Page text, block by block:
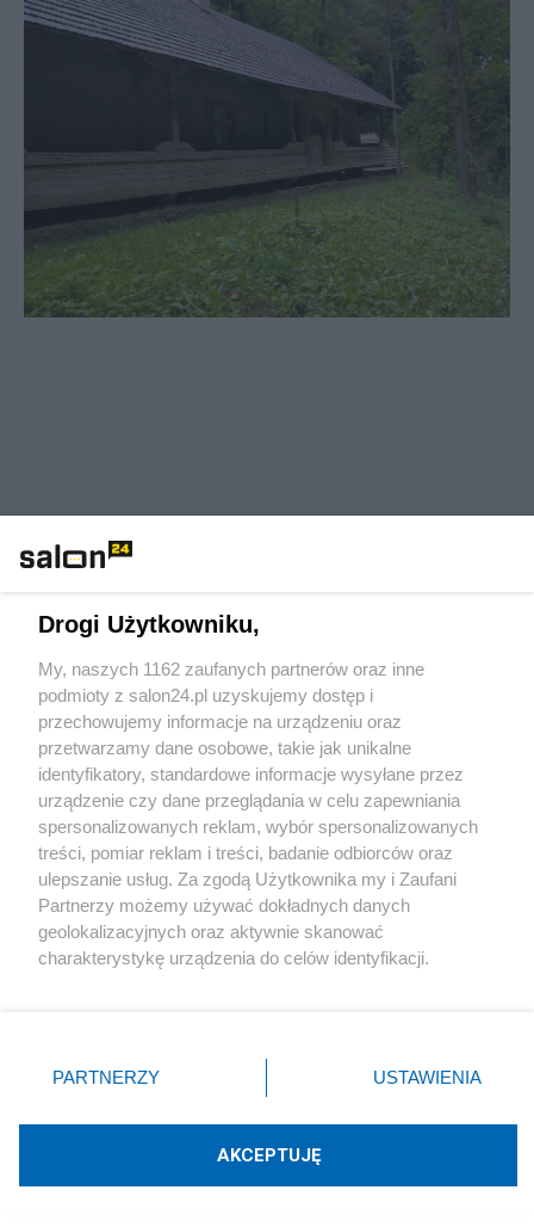
Autor: NIE dla unii polsko-ukraińskiej
Udostępnij Lubię to!
Obserwuj notkę
O mnie
NIE dla unii polsko-ukraińskiej
polsko-ukraińskie. Jestem miłośnikiem kresów
wschodnich, ale sprzeciwiam się polityce opartej na
sentymentach i myśleniu życzeniowym. Bloga założyłem
początkowo na fb w maju 2022 roku, w reakcji na
pojawiające się propozycje utworzenia "Unii Polsko-
Drogi Użytkowniku,
My, naszych 1162 zaufanych partnerów oraz inne
podmioty z salon24.pl uzyskujemy dostęp i
przechowujemy informacje na urządzeniu oraz
przetwarzamy dane osobowe, takie jak unikalne
identyfikatory, standardowe informacje wysyłane przez
urządzenie czy dane przeglądania w celu zapewniania
spersonalizowanych reklam, wybór spersonalizowanych
treści, pomiar reklam i treści, badanie odbiorców oraz
ulepszanie usług. Za zgodą Użytkownika my i Zaufani
Partnerzy możemy używać dokładnych danych
geolokalizacyjnych oraz aktywnie skanować
charakterystykę urządzenia do celów identyfikacji.
zmienić/wycofać klikając przycisk ustawień prywatności
znajdujący się w lewym dolnym rogu strony
rodzaje przetwarzania danych nie wymagają zgody
użytkownika, ale masz prawo sprzeciwić się takiemu
PARTNERZY USTAWIENIA
AKCEPTUJĘ